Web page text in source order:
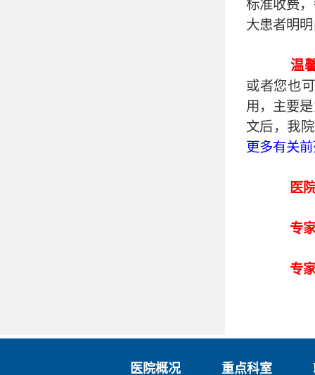
标准收费
大患者明
温
或者您也
用，主要
文后，我
更多有关
医
专
专
医院概况 重点科室